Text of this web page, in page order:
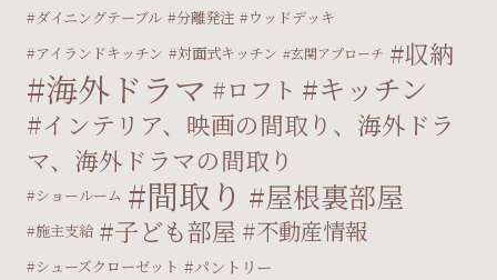
ダイニングテーブル 分離発注
ウッドデッキ
アイランドキッチン
対面式キッチン 玄関アプローチ 収納
海外ドラマ ロフト キッチン
インテリア、映画の間取り、海外ドラ
マ、海外ドラマの間取り
ショールーム 間取り 屋根裏部屋
施主支給 子ども部屋 不動産情報
シューズクローゼット パントリー